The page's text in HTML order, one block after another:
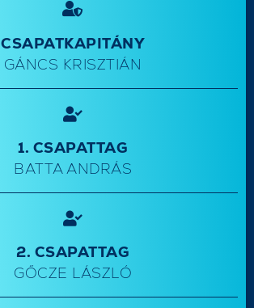
CSAPATKAPITÁNY
GÁNCS KRISZTIÁN
1. CSAPATTAG
BATTA ANDRÁS
2. CSAPATTAG
GŐCZE LÁSZLÓ